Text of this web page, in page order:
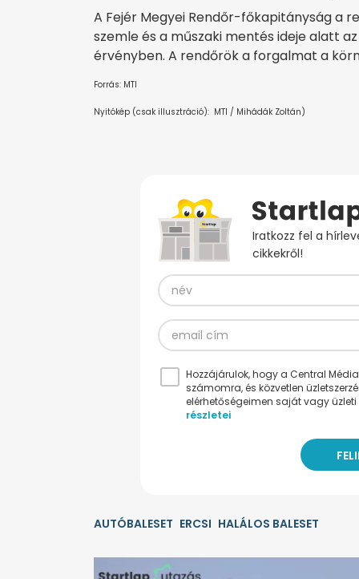
A Fejér Megyei Rendőr-főkapitányság a
szemle és a műszaki mentés ideje alatt
érvényben. A rendőrök a forgalmat a
Forrás: MTI
Nyitókép (csak illusztráció): MTI / Mihádák Zoltán)
Iratkozz fel a
cikkekről!
Hozzájárulok, hogy a Central
számomra, és közvetlen
elérhetőségeimen saját vagy
részletei
AUTÓBALESET ERCSI HALÁLOS BALESET